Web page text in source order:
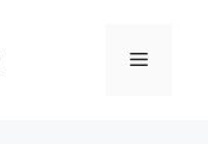
Menu